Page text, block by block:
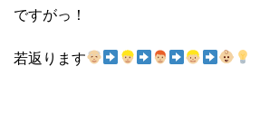
ですがっ！
若返ります